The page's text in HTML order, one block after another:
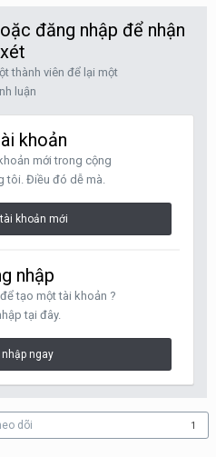
đăng nhập để nhận
xét
thành viên để lại một
luận
khoản
mới trong cộng
tôi. Điều đó dễ mà.
khoản mới
nhập
tạo một tài khoản ?
tại đây.
ngay
dõi 1